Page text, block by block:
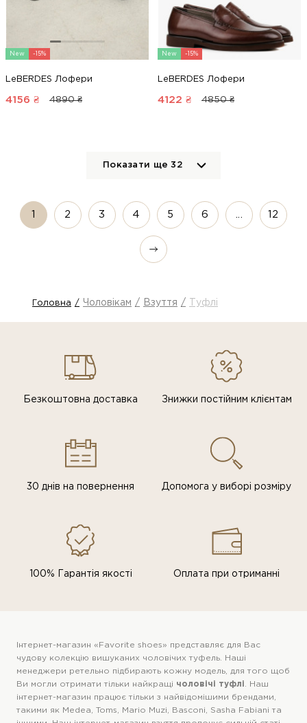
New -15%
LeBERDES Лофери
4156 ₴ 4890 ₴
New -15%
LeBERDES Лофери
4122 ₴ 4850 ₴
Показати ще32
1 2 3 4 5 6 12
Головна Чоловікам Взуття Туфлі
Безкоштовна доставка Знижки постiйним клiєнтам
30 днів на повернення Допомога у виборі розміру
100% Гарантія якості Оплата при отриманні
Інтернет-магазин «Favorite shoes» представляє для Вас
чудову колекцію вишуканих чоловічих туфель. Наші
менеджери ретельно підбирають кожну модель, для того щоб
Ви могли отримати тільки найкращі чоловічі туфлі . Наш
інтернет-магазин працює тільки з найвідомішими брендами,
такими як Medea, Toms, Mario Muzi, Basconi, Sasha Fabiani та